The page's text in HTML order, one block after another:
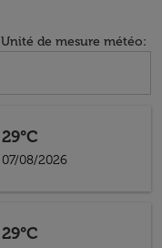
Unité de mesure météo:
29°C
07/08/2026
29°C